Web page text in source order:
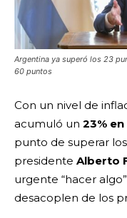
Argentina ya superó los 23
60 puntos
Con un nivel de
acumuló un 23%
punto de superar los
presidente Alberto
urgente “hacer
desacoplen de los